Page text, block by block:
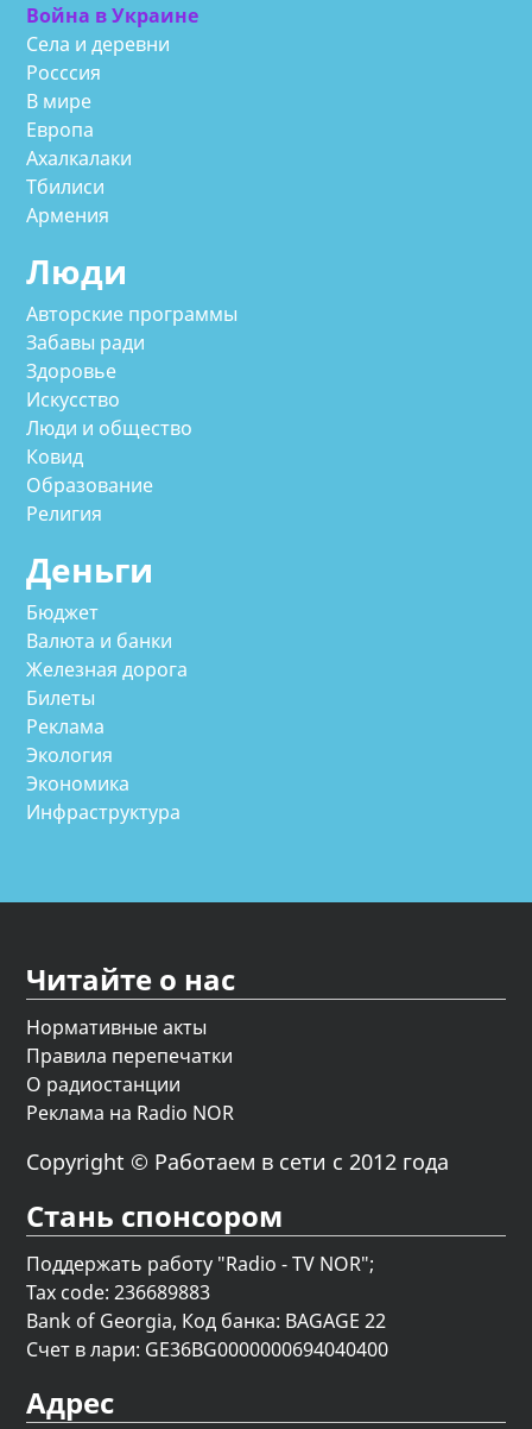
Война в Украине
Села и деревни
Росссия
В мире
Европа
Ахалкалаки
Тбилиси
Армения
Люди
Авторские программы
Забавы ради
Здоровье
Искусство
Люди и общество
Ковид
Образование
Религия
Деньги
Бюджет
Валюта и банки
Железная дорога
Билеты
Реклама
Экология
Экономика
Инфраструктура
Читайте о нас
Нормативные акты
Правила перепечатки
О радиостанции
Реклама на Radio NOR
Copyright © Работаем в сети с 2012 года
Стань спонсором
Поддержать работу "Radio - TV NOR";
Tax code: 236689883
Bank of Georgia, Код банка: BAGAGE 22
Счет в лари: GE36BG0000000694040400
Адрес